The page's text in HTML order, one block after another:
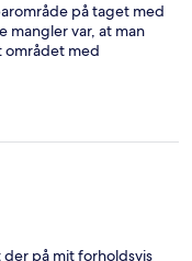
på taget med
var, at man
området med
på mit forholdsvis